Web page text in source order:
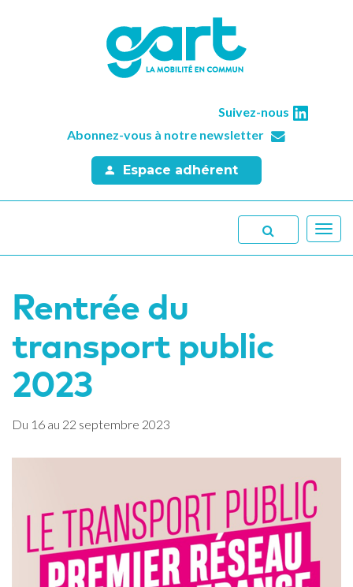
Suivez-nous
Abonnez-vous à notre newsletter
Espace adhérent
Rentrée du
transport public
2023
Du 16 au 22 septembre 2023